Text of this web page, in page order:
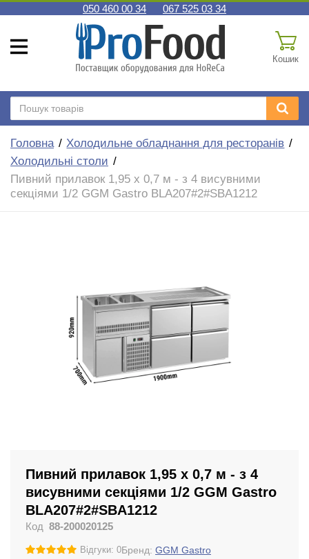
050 460 00 34 067 525 03 34
Кошик
Головна
Холодильне обладнання для ресторанів
Холодильні столи
Пивний прилавок 1,95 x 0,7 м - з 4 висувними
секціями 1/2 GGM Gastro BLA207#2#SBA1212
Пивний прилавок 1,95 x 0,7 м - з 4
висувними секціями 1/2 GGM Gastro
BLA207#2#SBA1212
Код 88-200020125
Відгуки: 0Бренд: GGM Gastro